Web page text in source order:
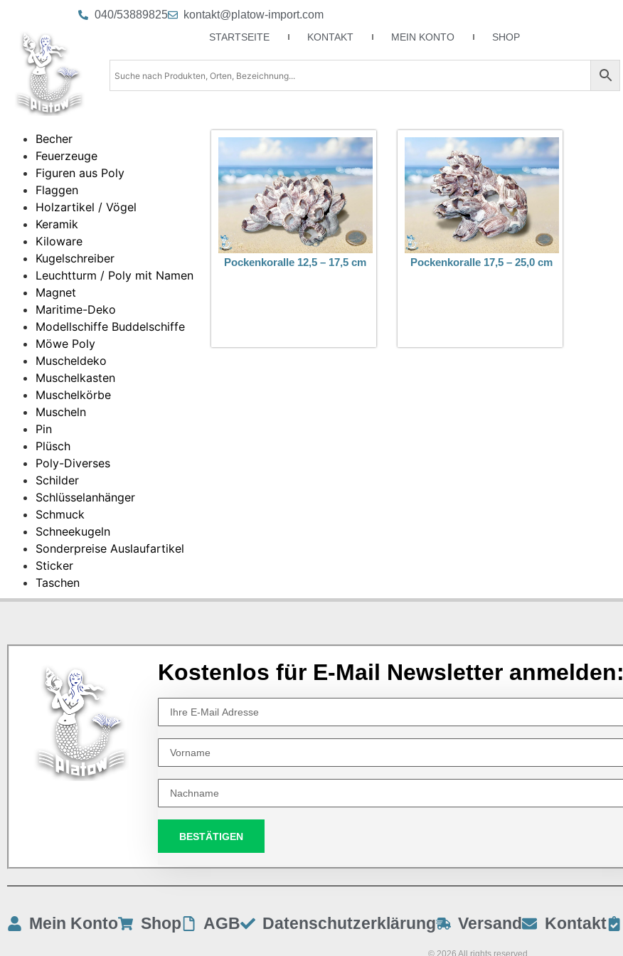
040/53889825 kontakt@platow-import.com
STARTSEITE KONTAKT MEIN KONTO SHOP
Becher
Feuerzeuge
Figuren aus Poly
Flaggen
Holzartikel / Vögel
Keramik
Kiloware
Kugelschreiber
Leuchtturm / Poly mit Namen
Magnet
Maritime-Deko
Modellschiffe Buddelschiffe
Möwe Poly
Muscheldeko
Muschelkasten
Muschelkörbe
Muscheln
Pin
Plüsch
Poly-Diverses
Schilder
Schlüsselanhänger
Schmuck
Schneekugeln
Sonderpreise Auslaufartikel
Sticker
Taschen
Pockenkoralle 12,5 – 17,5 cm Pockenkoralle 17,5 – 25,0 cm
Kostenlos für E-Mail Newsletter anmelden:
BESTÄTIGEN
Mein Konto Shop AGB Datenschutzerklärung Versand Kontakt